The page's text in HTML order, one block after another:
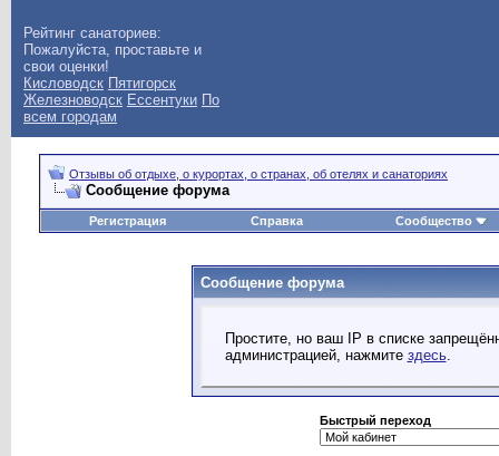
Рейтинг санаториев:
Пожалуйста, проставьте и
свои оценки!
Кисловодск Пятигорск
Железноводск Ессентуки По
всем городам
Отзывы об отдыхе, о курортах, о странах, об отелях и санаториях
Сообщение форума
Регистрация Справка Сообщество
Сообщение форума
Простите, но ваш IP в списке
администрацией, нажмите здесь.
Быстрый переход